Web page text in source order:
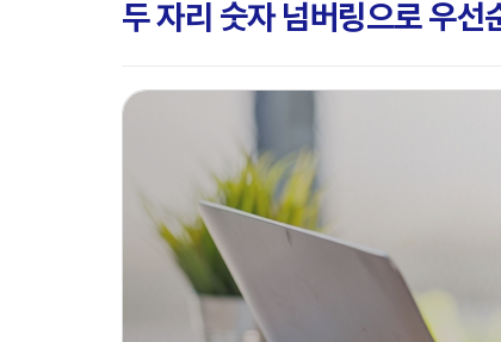
두 자리 숫자 넘버링으로 우선